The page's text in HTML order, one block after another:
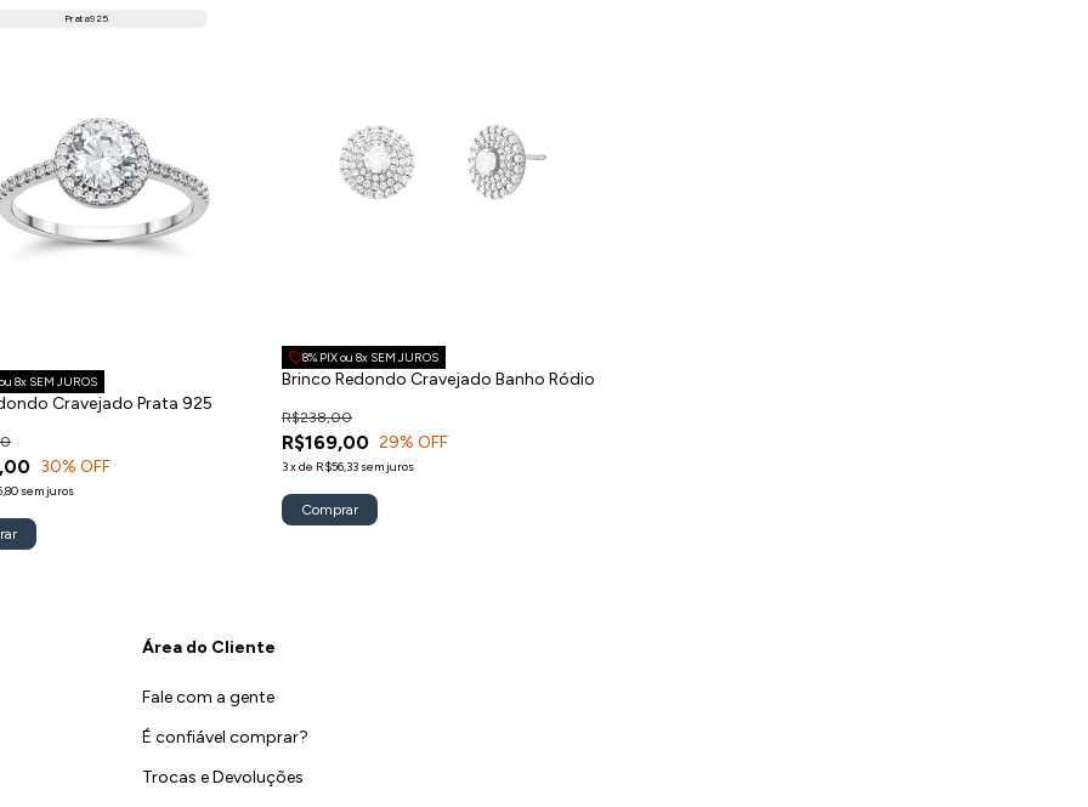
Prata 925
8x SEM JUROS
Cravejado Prata 925
30% OFF
sem juros
8% PIX ou 8x SEM JUROS
Brinco Redondo Cravejado Banho Ródio
R$169,00
R$238,00
29% OFF
3xde R$56,33 sem juros
Área do Cliente
Fale com a gente
É confiável comprar?
Trocas e Devoluções